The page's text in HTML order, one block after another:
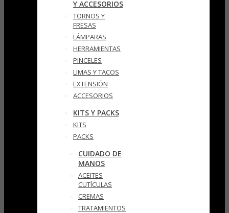
Y ACCESORIOS
TORNOS Y
FRESAS
LÁMPARAS
HERRAMIENTAS
PINCELES
LIMAS Y TACOS
EXTENSIÓN
ACCESORIOS
KITS Y PACKS
KITS
PACKS
CUIDADO DE
MANOS
ACEITES
CUTÍCULAS
CREMAS
TRATAMIENTOS